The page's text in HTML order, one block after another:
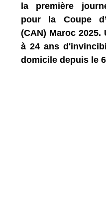
la première
pour la Coupe
(CAN) Maroc
à 24 ans
domicile depuis le